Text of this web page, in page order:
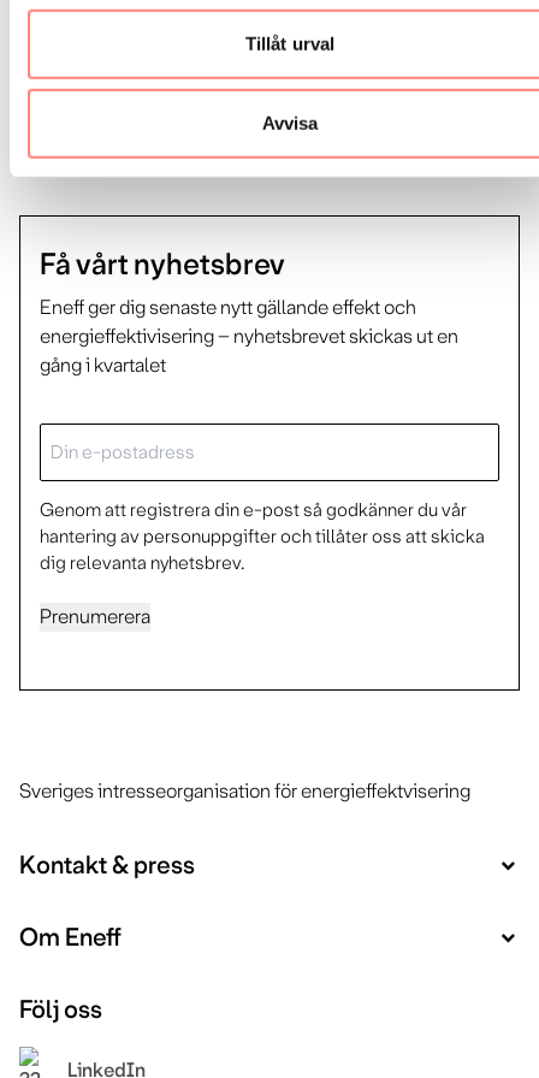
Tillåt urval
Avvisa
Vita certifikat: Ett kvotpliktssystem för energieffektivisering
Få vårt nyhetsbrev
Eneff ger dig senaste nytt gällande effekt och
energieffektivisering – nyhetsbrevet skickas ut en
gång i kvartalet
E-
post
Genom att registrera din e-post så godkänner du vår
hantering av personuppgifter och tillåter oss att skicka
dig relevanta nyhetsbrev.
Prenumerera
Sveriges intresseorganisation för energieffektvisering
Kontakt & press
Om Eneff
Följ oss
LinkedIn